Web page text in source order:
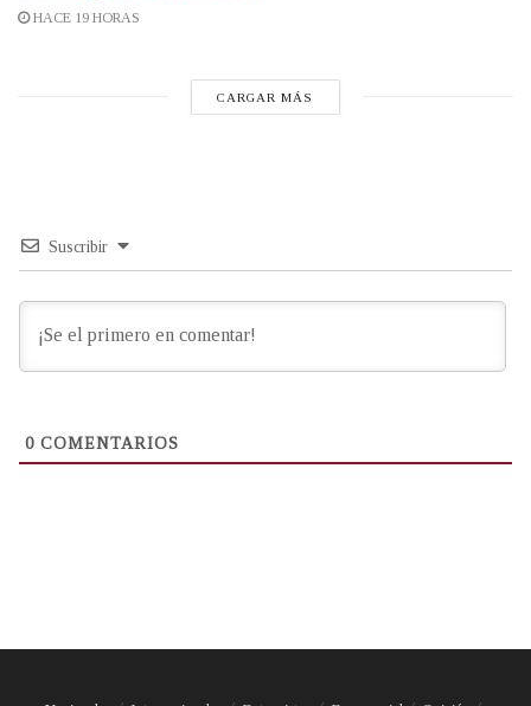
HACE 19 HORAS
CARGAR MÁS
Suscribir
0 COMENTARIOS